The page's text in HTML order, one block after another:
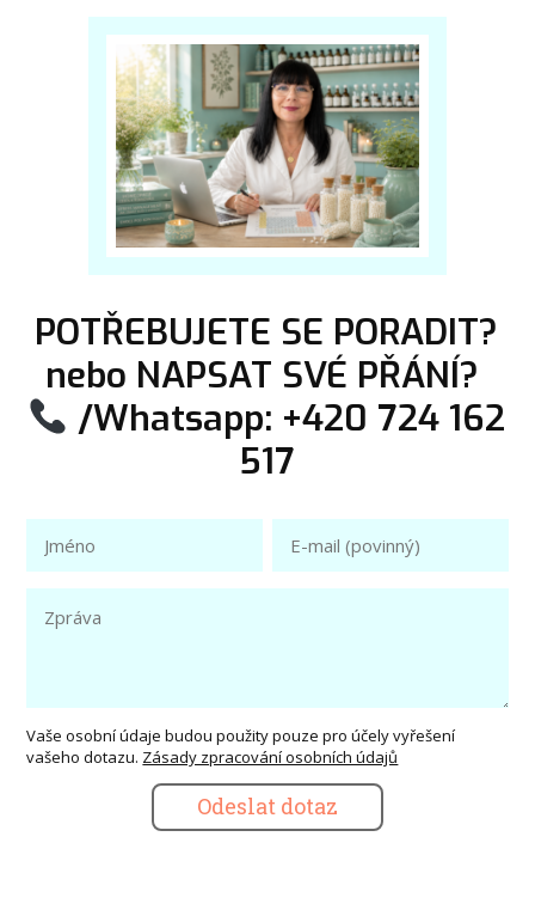
POTŘEBUJETE SE PORADIT?
nebo NAPSAT SVÉ PŘÁNÍ?
/Whatsapp: +420 724 162
517
Vaše osobní údaje budou použity pouze pro účely vyřešení
vašeho dotazu. Zásady zpracování osobních údajů
Odeslat dotaz